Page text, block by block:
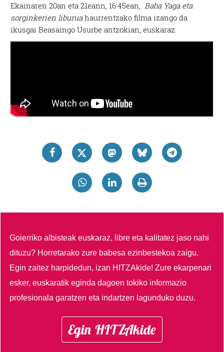
Ekainaren 20an eta 21eann, 16:45ean, Baba Yaga eta
sorginkerien liburuahaurrentzako filma izango da
ikusgai Beasaingo Usurbe antzokian, euskaraz.
Goierriko albisteak euskaraz, libre eta kalitatez jaso nahi
dituzu? Horretarako zure babesa ezinbestekoa zaigu.
Egin zaitez harpidedun, izan HITZAkide!Zure ekarpenari
esker, euskaratik eginda dagoen tokiko informazio
profesionala garatzen eta indartzen lagunduko duzu.
Egin HITZAkide